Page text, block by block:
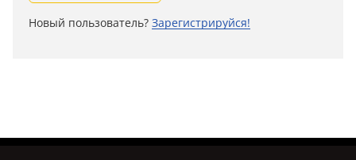
Новый пользователь? Зарегистрируйся!